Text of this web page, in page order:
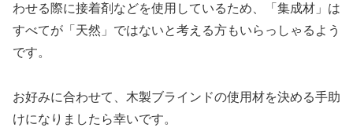
わせる際に接着剤などを使用しているため、「集成材」は
すべてが「天然」ではないと考える方もいらっしゃるよう
です。
お好みに合わせて、木製ブラインドの使用材を決める手助
けになりましたら幸いです。